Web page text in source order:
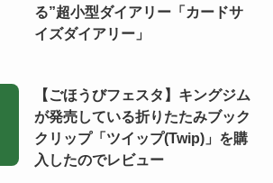
る”超小型ダイアリー「カードサ
イズダイアリー」
【ごほうびフェスタ】キングジム
が発売している折りたたみブック
クリップ「ツイップ(Twip)」を購
入したのでレビュー